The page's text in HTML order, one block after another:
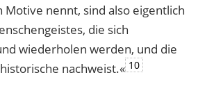
Motive nennt, sind also eigentlich
die sich
wiederholen werden, und die
nachweist.« 10